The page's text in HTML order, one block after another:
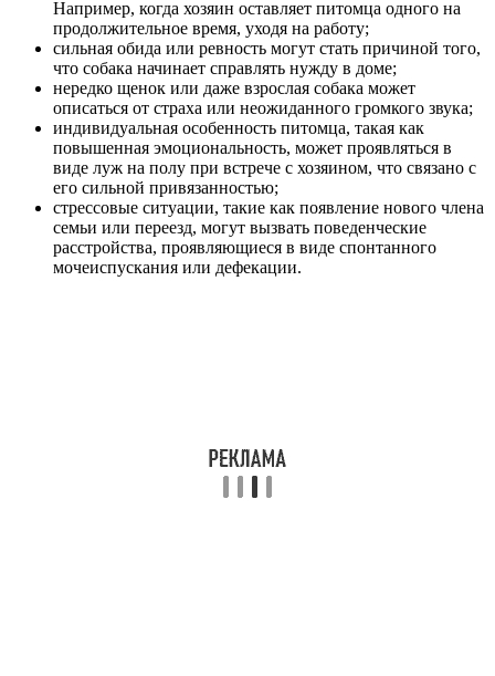
Например, когда хозяин оставляет питомца одного на
продолжительное время, уходя на работу;
сильная обида или ревность могут стать причиной того,
что собака начинает справлять нужду в доме;
нередко щенок или даже взрослая собака может
описаться от страха или неожиданного громкого звука;
индивидуальная особенность питомца, такая как
повышенная эмоциональность, может проявляться в
виде луж на полу при встрече с хозяином, что связано с
его сильной привязанностью;
стрессовые ситуации, такие как появление нового члена
семьи или переезд, могут вызвать поведенческие
расстройства, проявляющиеся в виде спонтанного
мочеиспускания или дефекации.